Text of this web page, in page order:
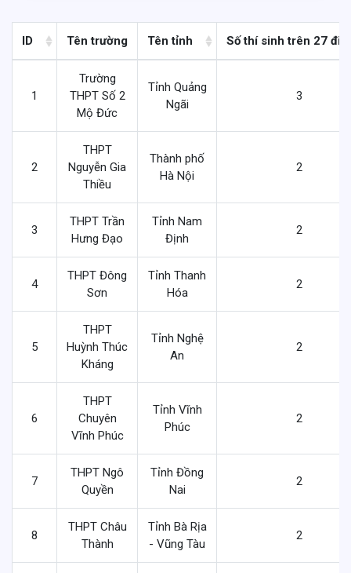
ID Tên trường Tên tỉnh Số thí sinh trên 27
1
Trường
THPT Số 2
Mộ Đức
Tỉnh Quảng
Ngãi
3
2
THPT
Nguyễn Gia
Thiều
Thành phố
Hà Nội
2
3
THPT Trần
Hưng Đạo
Tỉnh Nam
Định
2
4
THPT Đông
Sơn
Tỉnh Thanh
Hóa
2
5
THPT
Huỳnh Thúc
Kháng
Tỉnh Nghệ
An
2
6
THPT
Chuyên
Vĩnh Phúc
Tỉnh Vĩnh
Phúc
2
7
THPT Ngô
Quyền
Tỉnh Đồng
Nai
2
8
THPT Châu
Thành
Tỉnh Bà Rịa
- Vũng Tàu
2